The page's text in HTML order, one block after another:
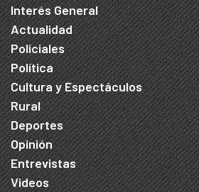
Interés General
Actualidad
Policiales
Política
Cultura y Espectáculos
Rural
Deportes
Opinión
Entrevistas
Videos